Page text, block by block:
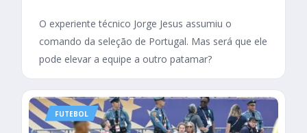
O experiente técnico Jorge Jesus assumiu o
comando da seleção de Portugal. Mas será que ele
pode elevar a equipe a outro patamar?
FUTEBOL